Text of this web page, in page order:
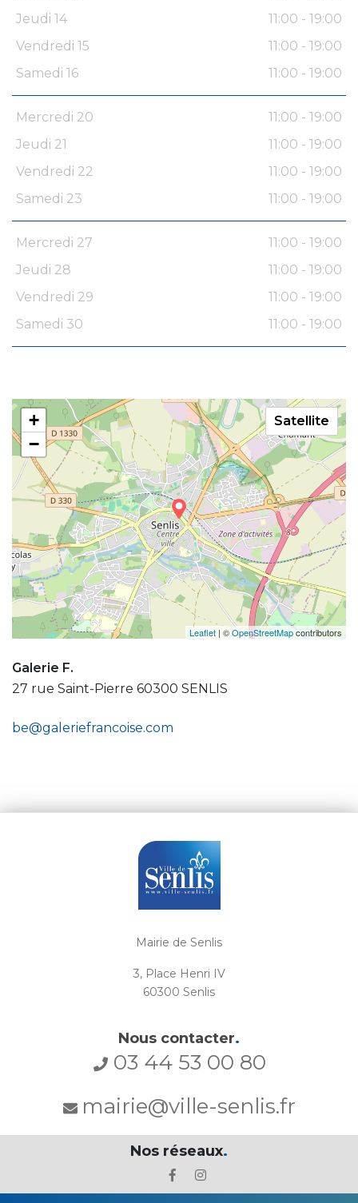
Jeudi 14
11:00 - 19:00
Vendredi 15
11:00 - 19:00
Samedi 16
11:00 - 19:00
Mercredi 20
11:00 - 19:00
Jeudi 21
11:00 - 19:00
Vendredi 22
11:00 - 19:00
Samedi 23
11:00 - 19:00
Mercredi 27
11:00 - 19:00
Jeudi 28
11:00 - 19:00
Vendredi 29
11:00 - 19:00
Samedi 30
11:00 - 19:00
+
−
Leaflet | ©OpenStreetMapcontributors
Satellite
Galerie F.
27 rue Saint-Pierre 60300 SENLIS
be@galeriefrancoise.com
Mairie de Senlis
3, Place Henri IV
60300 Senlis
Nous contacter.
03 44 53 00 80
mairie@ville-senlis.fr
Nos réseaux.